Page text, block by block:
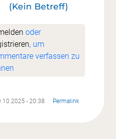
geglücktvon
(Kein Betreff)
oder
, um
verfassen zu
- 20:38 Permalink